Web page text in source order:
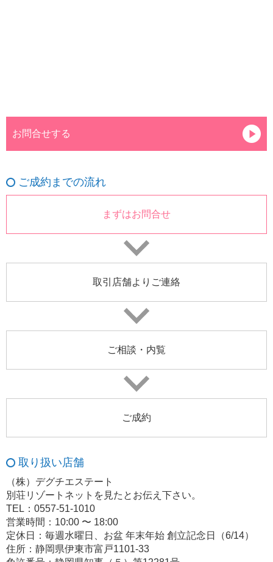
お問合せする
ご成約までの流れ
まずはお問合せ
取引店舗よりご連絡
ご相談・内覧
ご成約
取り扱い店舗
（株）デグチエステート
別荘リゾートネットを見たとお伝え下さい。
TEL：0557-51-1010
営業時間：10:00 〜 18:00
定休日：毎週水曜日、お盆 年末年始 創立記念日（6/14）
住所：静岡県伊東市富戸1101-33